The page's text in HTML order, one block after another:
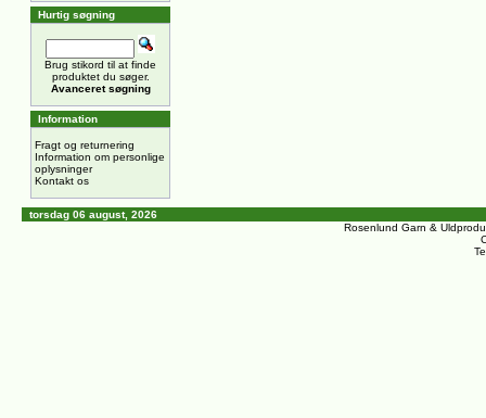
Hurtig søgning
Brug stikord til at finde
produktet du søger.
Avanceret søgning
Information
Fragt og returnering
Information om personlige
oplysninger
Kontakt os
torsdag 06 august, 2026
Rosenlund Garn &